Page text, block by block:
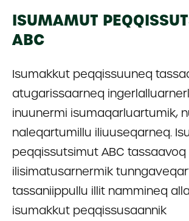
ISUMAMUT
ABC
Isumakkut peqqissuuneq
atugarissaarneq
inuunermi isumaqarluartumik,
naleqartumillu iliuuseqarneq.
peqqissutsimut ABC
ilisimatusarnermik
tassaniippullu illit nammineq
isumakkut peqqissusaannik